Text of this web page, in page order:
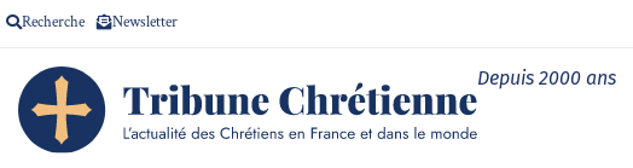
Recherche Newsletter
Depuis 2000 ans